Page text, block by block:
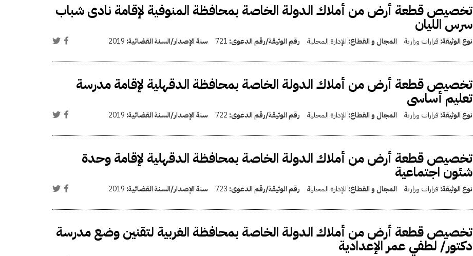
تخصيص قطعة أرض من أملاك الدولة الخاصة بمحافظة المنوفية لإقامة نادى شباب
سرس الليان
نوع الوثيقة: قرارات وزارية المجال و القطاع: الإدارة المحلية رقم الوثيقة/رقم الدعوى: 721 سنة الإصدار/السنة القضائية: 2019
تخصيص قطعة أرض من أملاك الدولة الخاصة بمحافظة الدقهلية لإقامة مدرسة
تعليم أساسى
نوع الوثيقة: قرارات وزارية المجال و القطاع: الإدارة المحلية رقم الوثيقة/رقم الدعوى: 722 سنة الإصدار/السنة القضائية: 2019
تخصيص قطعة أرض من أملاك الدولة الخاصة بمحافظة الدقهلية لإقامة وحدة
شئون اجتماعية
نوع الوثيقة: قرارات وزارية المجال و القطاع: الإدارة المحلية رقم الوثيقة/رقم الدعوى: 723 سنة الإصدار/السنة القضائية: 2019
تخصيص قطعة أرض من أملاك الدولة الخاصة بمحافظة الغربية لتقنين وضع مدرسة
دكتور/ لطفي عمر الإعدادية